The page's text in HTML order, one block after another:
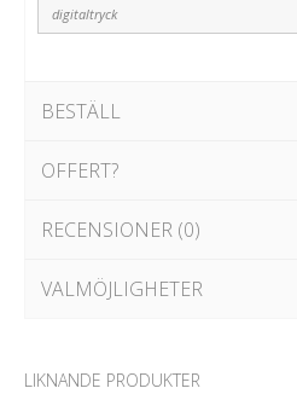
digitaltryck
BESTÄLL
OFFERT?
RECENSIONER (0)
VALMÖJLIGHETER
LIKNANDE PRODUKTER